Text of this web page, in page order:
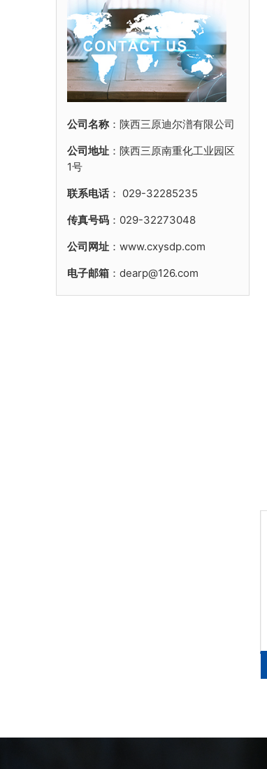
公司名称：陕西三原迪尔潽有限公司
公司地址 ：陕西三原南重化工业园区
1号
联系电话： 029-32285235
传真号码 ：029-32273048
公司网址 ：www.cxysdp.com
电子邮箱 ：dearp@126.com